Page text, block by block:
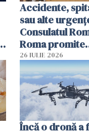
Accidente,
sau alte
Consulatul
Roma promite
intervenții în
de ore
26 IULIE 2026
Încă o dronă a